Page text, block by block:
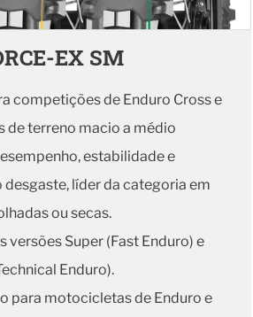
EX SM
competições de Enduro Cross e
de terreno macio a médio
estabilidade e
desgaste, líder da categoria em
ou secas.
versões Super (Fast Enduro) e
Enduro).
para motocicletas de Enduro e